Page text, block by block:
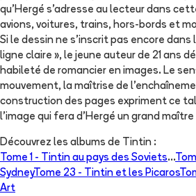
qu'Hergé s'adresse au lecteur dans
avions, voitures, trains, hors-bords et
Si le dessin ne s'inscrit pas encore
ligne claire », le jeune auteur de 21 ans
habileté de romancier en images. Le
mouvement, la maîtrise de
construction des pages expriment ce
l'image qui fera d'Hergé un grand maître
Découvrez les albums de Tintin :
Tome 1 -
Tintin au pays des Soviets...
SydneyTome 23 - Tintin et les Picaros
Art